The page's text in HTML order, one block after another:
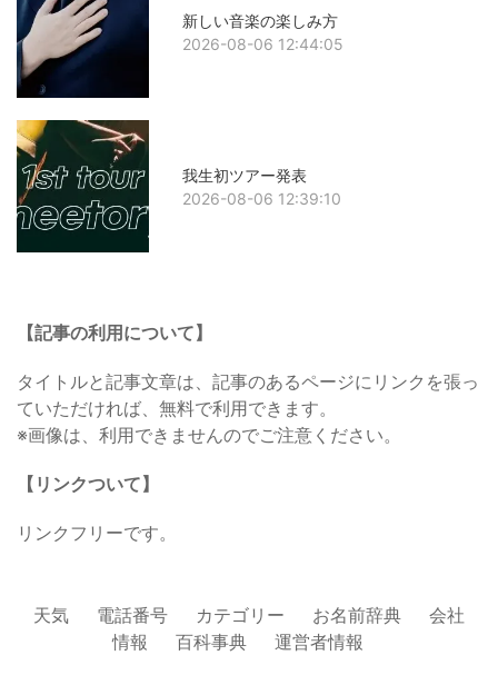
新しい音楽の楽しみ方
2026-08-06 12:44:05
我生初ツアー発表
2026-08-06 12:39:10
【記事の利用について】
タイトルと記事文章は、記事のあるページにリンクを張っ
ていただければ、無料で利用できます。
※画像は、利用できませんのでご注意ください。
【リンクついて】
リンクフリーです。
天気 電話番号 カテゴリー お名前辞典
会社
情報
百科事典 運営者情報